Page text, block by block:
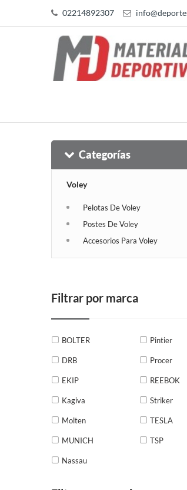
02214892307
Categorías
Voley
Pelotas De Voley
Postes De Voley
Accesorios Para Voley
Filtrar por marca
BOLTER
DRB
EKIP
Kagiva
Molten
MUNICH
Nassau
Pintier
Procer
REEBOK
Striker
TESLA
TSP